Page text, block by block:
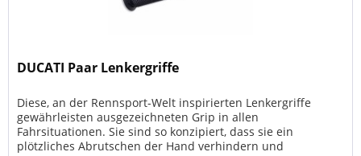
DUCATI Paar Lenkergriffe
Diese, an der Rennsport-Welt inspirierten Lenkergriffe
gewährleisten ausgezeichneten Grip in allen
Fahrsituationen. Sie sind so konzipiert, dass sie ein
plötzliches Abrutschen der Hand verhindern und